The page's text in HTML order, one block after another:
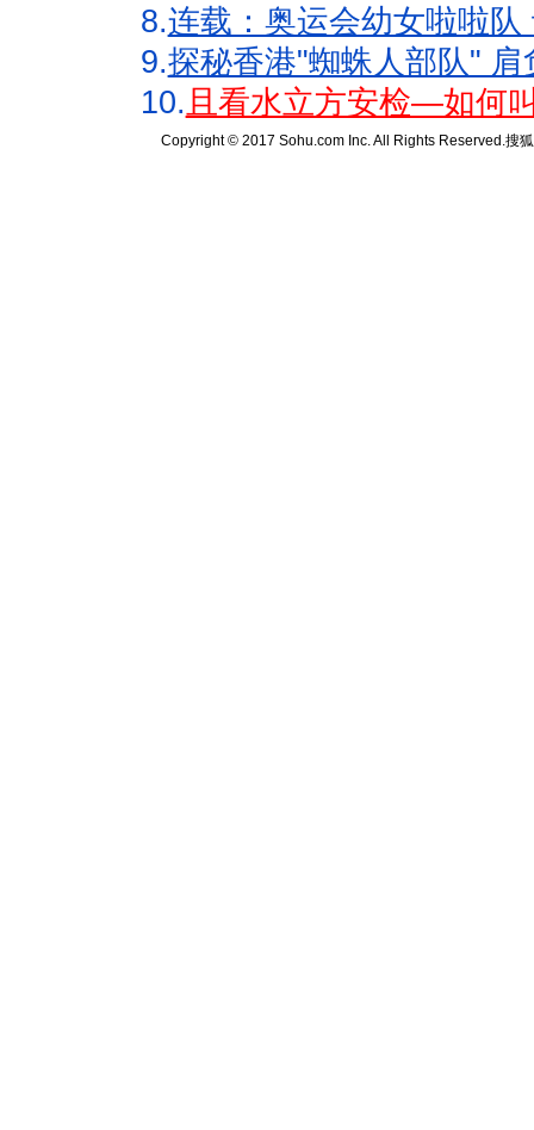
8.连载：奥运会幼女啦啦
9.探秘香港"蜘蛛人部队"
10.且看水立方安检—如何
Copyright © 2017 Sohu.com Inc. All Rights Reserved.搜